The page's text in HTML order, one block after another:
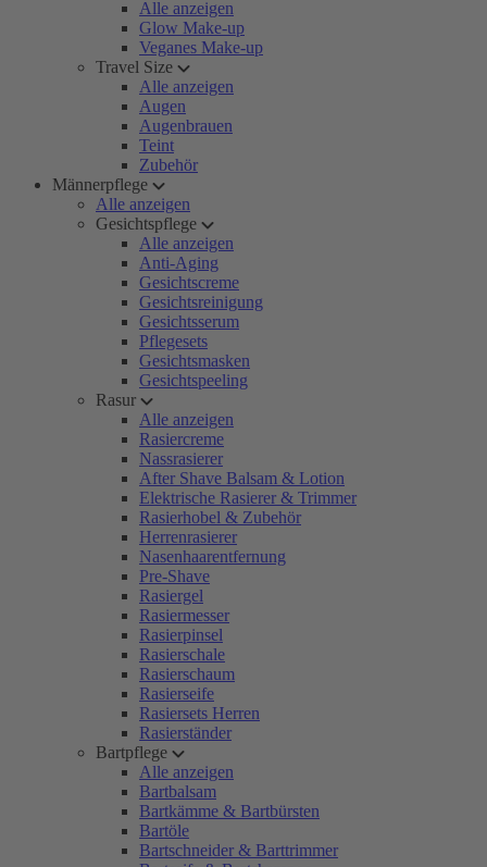
Alle anzeigen
Glow Make-up
Veganes Make-up
Travel Size
Alle anzeigen
Augen
Augenbrauen
Teint
Zubehör
Männerpflege
Alle anzeigen
Gesichtspflege
Alle anzeigen
Anti-Aging
Gesichtscreme
Gesichtsreinigung
Gesichtsserum
Pflegesets
Gesichtsmasken
Gesichtspeeling
Rasur
Alle anzeigen
Rasiercreme
Nassrasierer
After Shave Balsam & Lotion
Elektrische Rasierer & Trimmer
Rasierhobel & Zubehör
Herrenrasierer
Nasenhaarentfernung
Pre-Shave
Rasiergel
Rasiermesser
Rasierpinsel
Rasierschale
Rasierschaum
Rasierseife
Rasiersets Herren
Rasierständer
Bartpflege
Alle anzeigen
Bartbalsam
Bartkämme & Bartbürsten
Bartöle
Bartschneider & Barttrimmer